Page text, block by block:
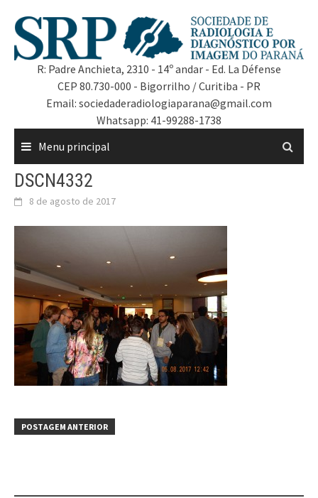
R: Padre Anchieta, 2310 - 14º andar - Ed. La Défense
CEP 80.730-000 - Bigorrilho / Curitiba - PR
Email: sociedaderadiologiaparana@gmail.com
Whatsapp: 41-99288-1738
Menu principal
DSCN4332
8 de agosto de 2017
POSTAGEM ANTERIOR